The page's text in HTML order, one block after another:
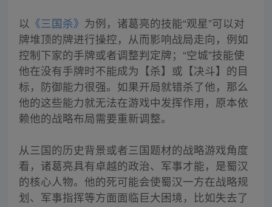
以 《三国杀》 为例，诸葛亮的技能“观星”可以对
牌堆顶的牌进行操控，从而影响战局走向，例如
控制下家的手牌或者调整判定牌；“空城”技能使
他在没有手牌时不能成为【杀】或【决斗】的目
标，防御能力很强。如果开局就错杀了他，那么
他的这些能力就无法在游戏中发挥作用，原本依
赖他的战略布局需要重新调整。
从三国的历史背景或者三国题材的战略游戏角度
看，诸葛亮具有卓越的政治、军事才能，是蜀汉
的核心人物。他的死可能会使蜀汉一方在战略规
划、军事指挥等方面面临巨大困境，比如失去了